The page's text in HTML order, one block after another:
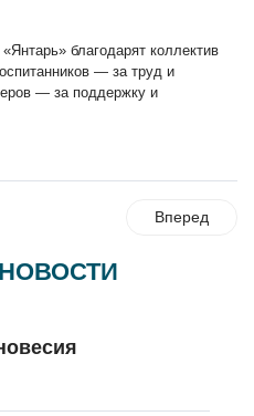
благодарят коллектив
— за труд и
— за поддержку и
Вперед